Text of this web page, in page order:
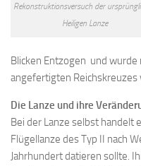
Rekonstruktionsversuch der
Heiligen Lanze
Blicken Entzogen und wurde
angefertigten Reichskreuzes
Die Lanze und ihre
Bei der Lanze selbst handelt
Flügellanze des Typ II nach
Jahrhundert datieren sollte.